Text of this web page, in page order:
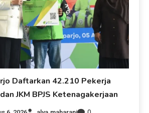
Daftarkan 42.210 Pekerja
JKM BPJS Ketenagakerjaan